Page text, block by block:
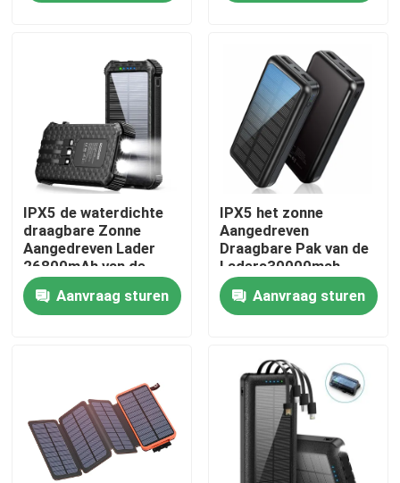
Fabrieksreis
Kwaliteitscontrole
Contacteer ons
nieuws
draagbare krachtcentralegenerator
Zonnepaneelgenerator
IPX5 de waterdichte
draagbare Zonne
Aangedreven Lader
26800mAh van de
Machtsbank met 3
Ingebouwde Kabels
Aanvraag sturen
IPX5 het zonne
Aangedreven
Draagbare Pak van de
Laders30000mah
Batterij voor IPhone
Aanvraag sturen